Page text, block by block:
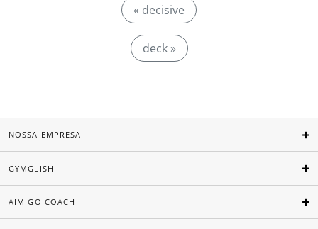
« decisive
deck »
NOSSA EMPRESA
GYMGLISH
AIMIGO COACH